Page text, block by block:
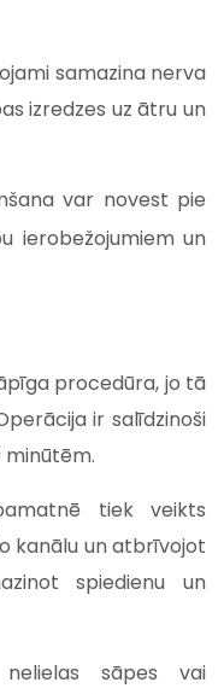
samazina nerva
izredzes uz ātru un
var novest pie
ierobežojumiem un
procedūra, jo tā
ir salīdzinoši
minūtēm.
tiek veikts
kanālu un atbrīvojot
spiedienu un
sāpes vai